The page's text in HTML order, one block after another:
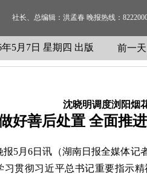
社长、总编辑：洪孟春 晚报热线：
年5月 7日 星期 四 出版 前一天
沈晓明调度浏阳烟
好善后处置 全面推
月6日讯（湖南日报全媒体记
习贯彻习近平总书记重要指示